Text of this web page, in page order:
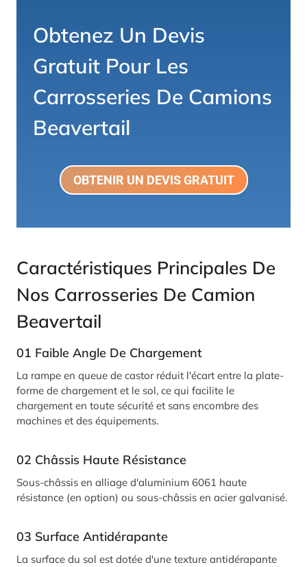
Obtenez Un Devis
Gratuit Pour Les
Carrosseries De Camions
Beavertail
OBTENIR UN DEVIS GRATUIT
Caractéristiques Principales De
Nos Carrosseries De Camion
Beavertail
01 Faible Angle De Chargement
La rampe en queue de castor réduit l'écart entre la plate-
forme de chargement et le sol, ce qui facilite le
chargement en toute sécurité et sans encombre des
machines et des équipements.
02 Châssis Haute Résistance
Sous-châssis en alliage d'aluminium 6061 haute
résistance (en option) ou sous-châssis en acier galvanisé.
03 Surface Antidérapante
La surface du sol est dotée d'une texture antidérapante